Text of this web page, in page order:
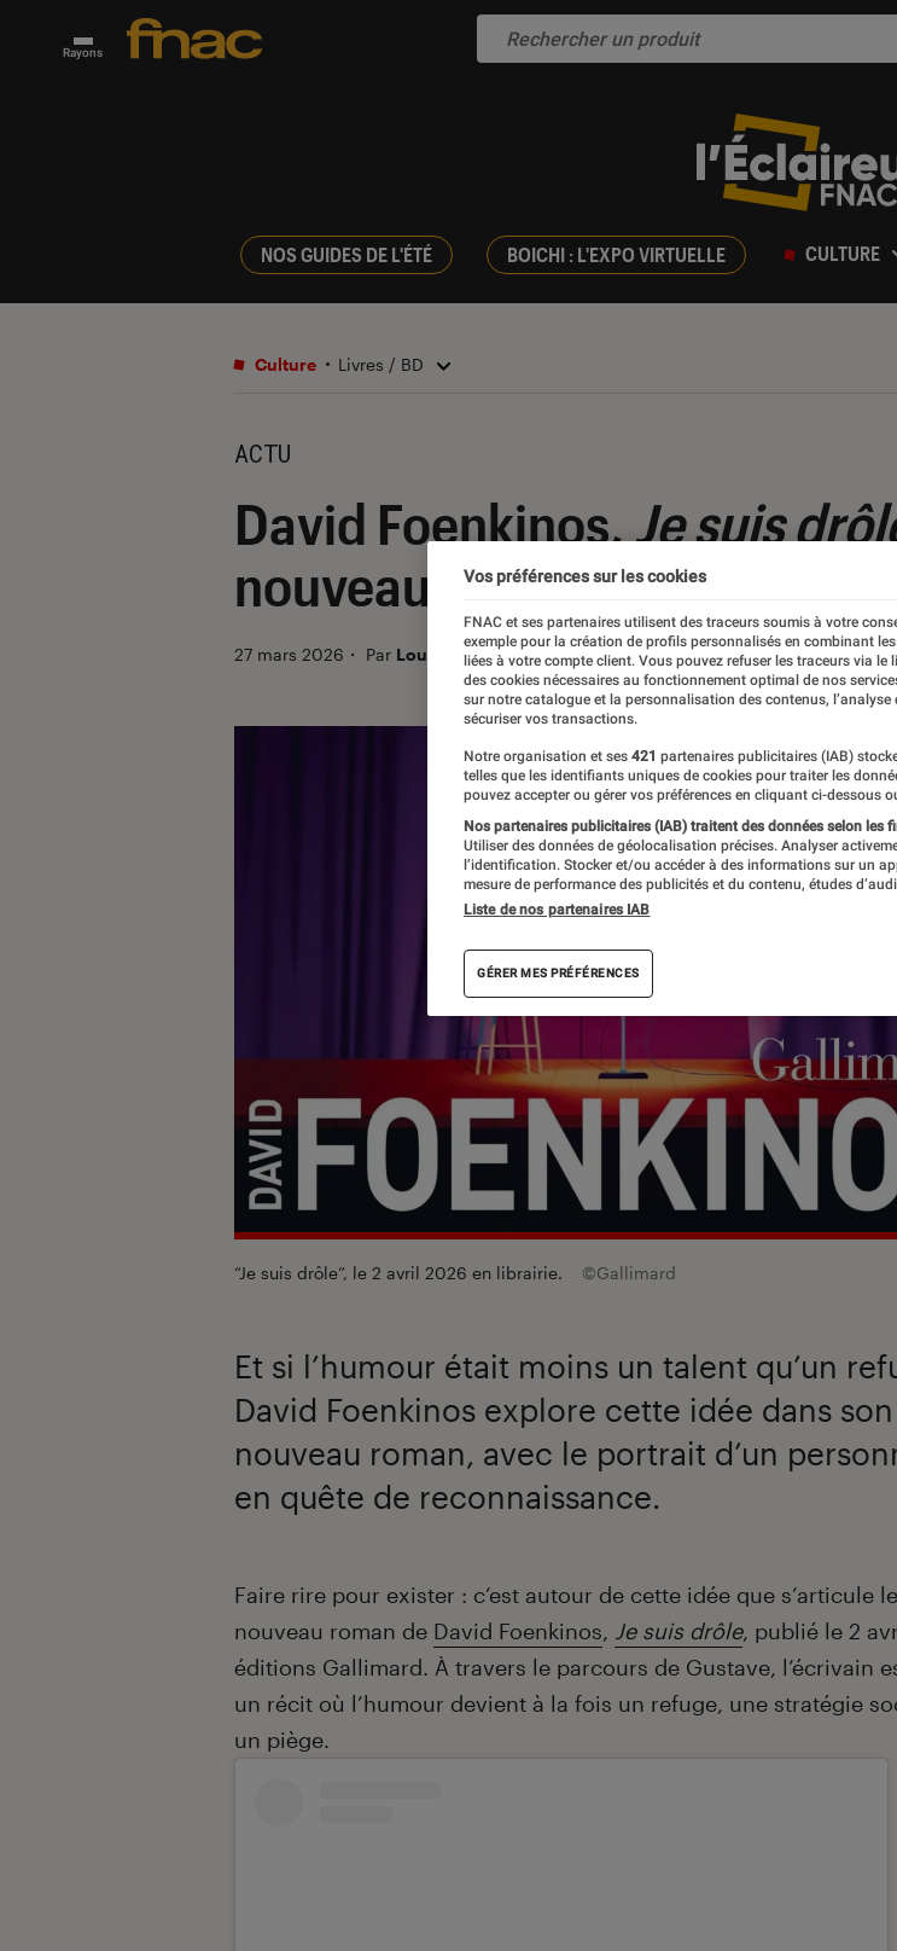
Rayons
NOS GUIDES DE L'ÉTÉ BOICHI : L'EXPO VIRTUELLE CULTURE
Culture Livres / BD
ACTU
David Foenkinos,Je suis
nouveau roman ?
27 mars 2026 ・ Par Louise Lepense
“Je suis drôle”, le 2 avril 2026 en librairie. ©Gallimard
Et si l’humour était moins un talent qu’un
David Foenkinos explore cette idée dans son
nouveau roman, avec le portrait d’un
en quête de reconnaissance.
Introduction
Faire rire pour exister : c’est autour de cette idée que s’articule le
nouveau roman de David Foenkinos, Je suis drôle, publié le 2
éditions Gallimard. À travers le parcours de Gustave, l’écrivain
un récit où l’humour devient à la fois un refuge, une stratégie
un piège.
Vos préférences sur les cookies
FNAC et ses partenaires utilisent des traceurs soumis à votre
exemple pour la création de profils personnalisés en combinant
liées à votre compte client. Vous pouvez refuser les traceurs via le
des cookies nécessaires au fonctionnement optimal de nos
sur notre catalogue et la personnalisation des contenus,
sécuriser vos transactions.
Notre organisation et ses 421 partenaires publicitaires (IAB)
telles que les identifiants uniques de cookies pour traiter les
pouvez accepter ou gérer vos préférences en cliquant ci-dessous
Nos partenaires publicitaires (IAB) traitent des données selon les
Utiliser des données de géolocalisation précises. Analyser
l’identification. Stocker et/ou accéder à des informations sur un
mesure de performance des publicités et du contenu, études
Liste de nos partenaires IAB
GÉRER MES PRÉFÉRENCES